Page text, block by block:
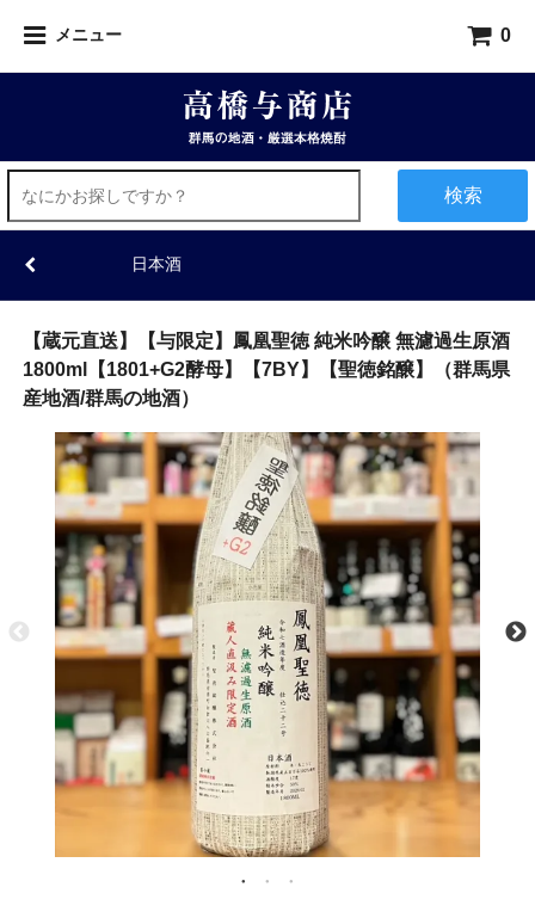
メニュー 0
検索
日本酒
【蔵元直送】【与限定】鳳凰聖徳 純米吟醸 無濾過生原酒
1800ml【1801+G2酵母】【7BY】【聖徳銘醸】（群馬県
産地酒/群馬の地酒）